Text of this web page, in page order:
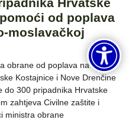
Hrvatske
od poplava
moslavačkoj
obrane od poplava na
Kostajnice i Nove Drenčine
do 300 pripadnika Hrvatske
zahtjeva Civilne zaštite i
ministra obrane